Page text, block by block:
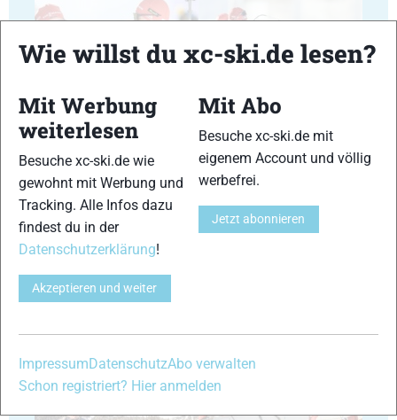
25 26
Wie willst du xc-ski.de lesen?
Mit Werbung
weiterlesen
Besuche xc-ski.de wie
gewohnt mit Werbung und
Tracking. Alle Infos dazu
findest du in der
Datenschutzerklärung!
Akzeptieren und weiter
Mit Abo
Besuche xc-ski.de mit
eigenem Account und völlig
werbefrei.
Jetzt abonnieren
ImpressumDatenschutzAbo verwalten
Schon registriert? Hier anmelden